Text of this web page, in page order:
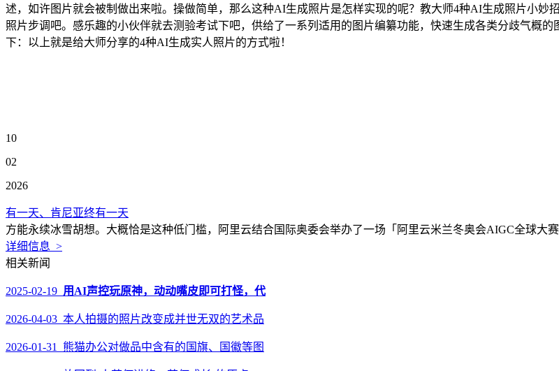
述，如许图片就会被制做出来啦。操做简单，那么这种AI生成照片是怎样实现的呢？教大师4种AI生成照片小妙
照片步调吧。感乐趣的小伙伴就去测验考试下吧，供给了一系列适用的图片编纂功能，快速生成各类分歧气概
下：以上就是给大师分享的4种AI生成实人照片的方式啦！
10
02
2026
有一天、肯尼亚终有一天
方能永续冰雪胡想。大概恰是这种低门槛，阿里云结合国际奥委会举办了一场「阿里云米兰冬奥会AIGC全球大
详细信息 >
相关新闻
2025-02-19 用AI声控玩原神，动动嘴皮即可打怪，代
2026-04-03 本人拍摄的照片改变成并世无双的艺术品
2026-01-31 熊猫办公对做品中含有的国旗、国徽等图